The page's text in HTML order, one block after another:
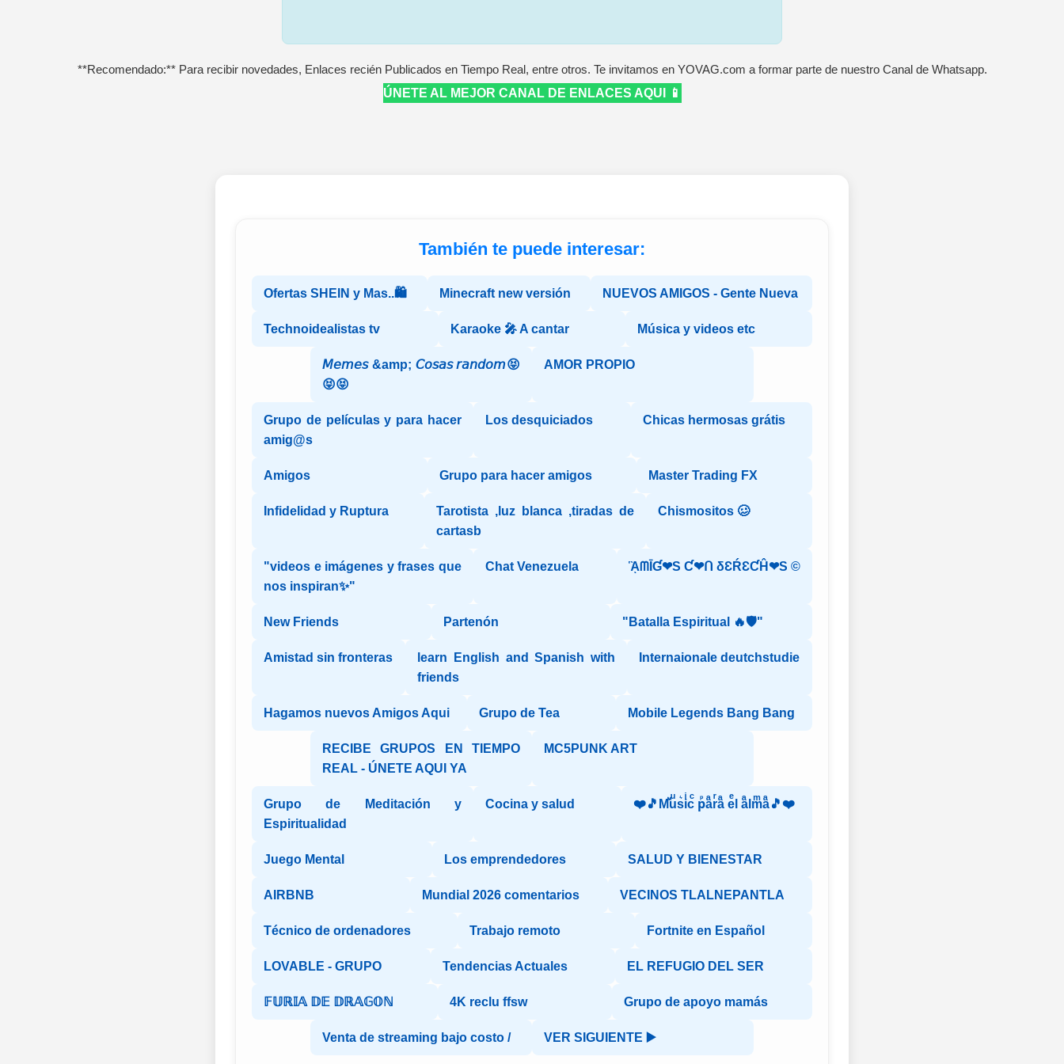
**Recomendado:** Para recibir novedades, Enlaces recién Publicados en Tiempo Real, entre otros. Te invitamos en YOVAG.com a formar parte de nuestro Canal de Whatsapp.
ÚNETE AL MEJOR CANAL DE ENLACES AQUI 📱
También te puede interesar:
Ofertas SHEIN y Mas..🛍️ Minecraft new versión NUEVOS AMIGOS - Gente Nueva
Technoidealistas tv Karaoke 🎤 A cantar Música y videos etc
𝘔𝘦𝘮𝘦𝘴 &amp; 𝘊𝘰𝘴𝘢𝘴 𝘳𝘢𝘯𝘥𝘰𝘮😝
😝😝
AMOR PROPIO
Grupo de películas y para hacer
amig@s
Los desquiciados Chicas hermosas grátis
Amigos Grupo para hacer amigos Master Trading FX
Infidelidad y Ruptura
Tarotista ,luz blanca ,tiradas de
cartasb
Chismositos 🥴
"videos e imágenes y frases que
nos inspiran✨"
Chat Venezuela ᾋᗰĪƓ❤S Ƈ❤ᑎ δƐŔƐƇĤ❤S ©️
New Friends Partenón "Batalla Espiritual 🔥🛡️"
Amistad sin fronteras
learn English and Spanish with
friends
Internaionale deutchstudie
Hagamos nuevos Amigos Aqui Grupo de Tea Mobile Legends Bang Bang
RECIBE GRUPOS EN TIEMPO
REAL - ÚNETE AQUI YA
MC5PUNK ART
Grupo de Meditación y
Espiritualidad
Cocina y salud ❤️🎵Mⷨuͧs͛iͥcͨ рⷬaͣrͬaͣ eͤl aͣlmͫaͣ🎵❤️
Juego Mental Los emprendedores SALUD Y BIENESTAR
AIRBNB Mundial 2026 comentarios VECINOS TLALNEPANTLA
Técnico de ordenadores Trabajo remoto Fortnite en Español
LOVABLE - GRUPO Tendencias Actuales EL REFUGIO DEL SER
𝔽𝕌ℝ𝕀𝔸 𝔻𝔼 𝔻ℝ𝔸𝔾𝕆ℕ 4K reclu ffsw Grupo de apoyo mamás
Venta de streaming bajo costo / VER SIGUIENTE ▶️